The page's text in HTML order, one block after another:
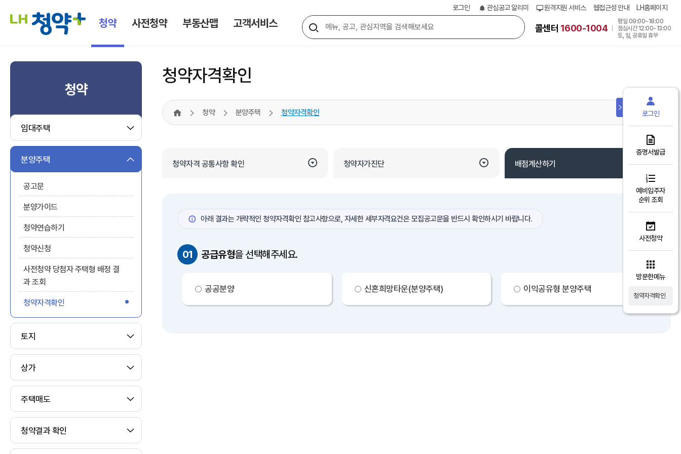
청약 사전청약 부동산맵 고객서비스
로그인 관심공고 알리미 원격지원 서비스 웹접근성 안내 LH홈페이지
통
합
통
버
콜센터 1600-1004
평일 09:00~18:00
점심시간 12:00~13:00
토, 일, 공휴일 휴무
청약
임대주택
분양주택
공고문
분양가이드
청약연습하기
청약신청
사전청약 당첨자 주택형 배정 결
과 조회
청약자격확인
토지
상가
주택매도
청약결과 확인
청약자격확인
HOME청약 분양주택 청약자격확인
SNS
공
인
청약자격 공통사항 확인 청약자가진단 배점계산하기
아래 결과는 개략적인 청약자격확인 참고사항으로, 자세한 세부자격요건은 모집공고문을 반드시 확인하시기 바랍니다.
01 공급유형을 선택해주세요.
공공분양 신혼희망타운(분양주택) 이익공유형 분양주택
로그인
증명서발급
예비입주자
순위 조회
사전청약
방문한메뉴
청약자격확인